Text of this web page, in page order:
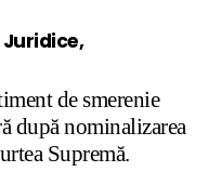
de smerenie
după nominalizarea
Supremă.